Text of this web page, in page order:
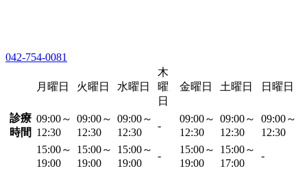
042-754-0081
月曜日 火曜日 水曜日
木
曜
日
金曜日 土曜日 日曜日
診療
時間
09:00～
12:30
09:00～
12:30
09:00～
12:30
-
09:00～
12:30
09:00～
12:30
09:00～
12:30
15:00～
19:00
15:00～
19:00
15:00～
19:00
-
15:00～
19:00
15:00～
17:00
-